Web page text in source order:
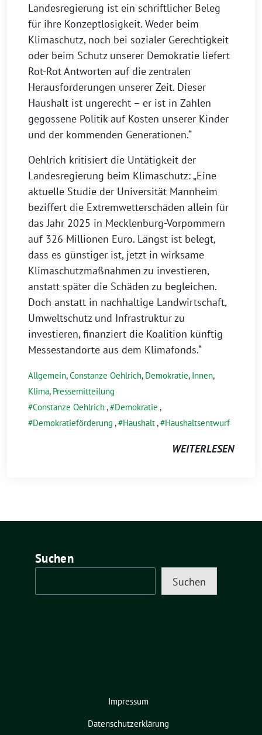
Landesregierung ist ein schriftlicher Beleg
für ihre Konzeptlosigkeit. Weder beim
Klimaschutz, noch bei sozialer Gerechtigkeit
oder beim Schutz unserer Demokratie liefert
Rot-Rot Antworten auf die zentralen
Herausforderungen unserer Zeit. Dieser
Haushalt ist ungerecht – er ist in Zahlen
gegossene Politik auf Kosten unserer Kinder
und der kommenden Generationen.“
Oehlrich kritisiert die Untätigkeit der
Landesregierung beim Klimaschutz: „Eine
aktuelle Studie der Universität Mannheim
beziffert die Extremwetterschäden allein für
das Jahr 2025 in Mecklenburg-Vorpommern
auf 326 Millionen Euro. Längst ist belegt,
dass es günstiger ist, jetzt in wirksame
Klimaschutzmaßnahmen zu investieren,
anstatt später die Schäden zu begleichen.
Doch anstatt in nachhaltige Landwirtschaft,
Umweltschutz und Infrastruktur zu
investieren, finanziert die Koalition künftig
Messestandorte aus dem Klimafonds.“
Allgemein,Constanze Oehlrich, Demokratie, Innen,
Klima, Pressemitteilung
Constanze Oehlrich, Demokratie ,
Demokratieförderung , Haushalt, Haushaltsentwurf
WEITERLESEN
Suchen
Suchen
Impressum
Datenschutzerklärung